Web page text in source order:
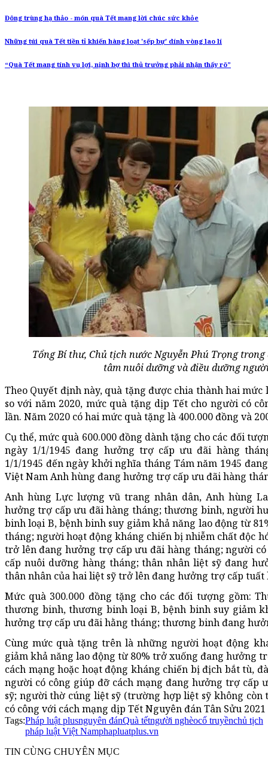
Đông trùng hạ thảo - món quà Tết mang lời chúc sức khỏe
Những túi quà Tết tiền tỉ khiến hàng loạt 'sếp bự' dính vòng lao lí
“Quà Tết mang tính vụ lợi, nịnh bợ thì thủ trưởng phải nhận thấy rõ”
Tổng Bí thư, Chủ tịch nước Nguyễn Phú Trọng
tâm nuôi dưỡng và điều dưỡng
Theo Quyết định này, quà tặng được chia thành hai mức
so với năm 2020, mức quà tặng dịp Tết cho người có
lần. Năm 2020 có hai mức quà tặng là 400.000 đồng và
Cụ thể, mức quà 600.000 đồng dành tặng cho các đối
ngày 1/1/1945 đang hưởng trợ cấp ưu đãi hàng
1/1/1945 đến ngày khởi nghĩa tháng Tám năm 1945
Việt Nam Anh hùng đang hưởng trợ cấp ưu đãi hàng
Anh hùng Lực lượng vũ trang nhân dân, Anh hùng
hưởng trợ cấp ưu đãi hàng tháng; thương binh, người
binh loại B, bệnh binh suy giảm khả năng lao động từ
tháng; người hoạt động kháng chiến bị nhiễm chất độc
trở lên đang hưởng trợ cấp ưu đãi hàng tháng; người
cấp nuôi dưỡng hàng tháng; thân nhân liệt sỹ đang
thân nhân của hai liệt sỹ trở lên đang hưởng trợ cấp tuất
Mức quà 300.000 đồng tặng cho các đối tượng gồm:
thương binh, thương binh loại B, bệnh binh suy giảm
hưởng trợ cấp ưu đãi hằng tháng; thương binh đang
Cùng mức quà tặng trên là những người hoạt động
giảm khả năng lao động từ 80% trở xuống đang hưởng
cách mạng hoặc hoạt động kháng chiến bị địch bắt tù,
người có công giúp đỡ cách mạng đang hưởng trợ cấp
sỹ; người thờ cúng liệt sỹ (trường hợp liệt sỹ không
có công với cách mạng dịp Tết Nguyên đán Tân Sửu
Tags:Pháp luật plusnguyên đánQuà tếtngười nghèocổ truyềnchủ tịch
pháp luật Việt Namphapluatplus.vn
TIN CÙNG CHUYÊN MỤC